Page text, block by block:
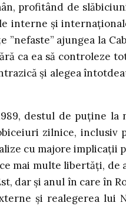
profitând de
interne și
”nefaste” ajungea la
ca ea să controleze
și alegea
destul de puține la
zilnice, inclusiv
cu majore implicații
mai multe libertăți, de
dar și anul în care în
și realegerea lui